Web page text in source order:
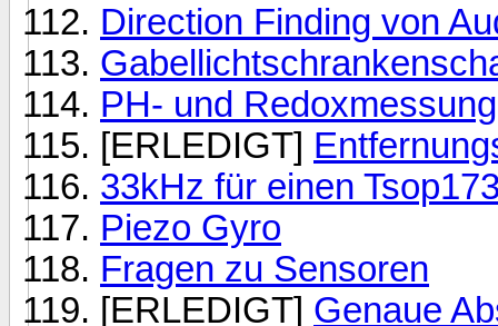
Direction Finding von
PH- und
[ERLEDIGT]
33kHz für einen
Piezo Gyro
Fragen zu Sensoren
[ERLEDIGT] Genaue